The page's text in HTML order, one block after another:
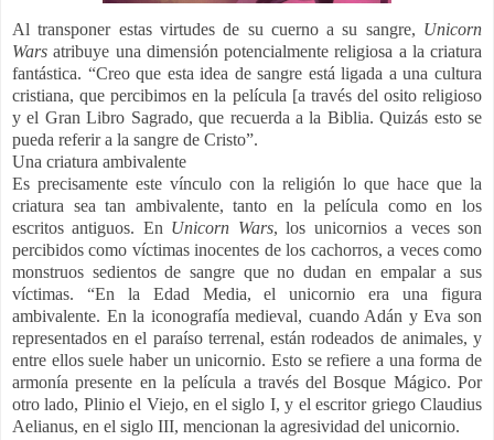
Al transponer estas virtudes de su cuerno a su sangre, Unicorn
Wars atribuye una dimensión potencialmente religiosa a la criatura
fantástica. “Creo que esta idea de sangre está ligada a una cultura
cristiana, que percibimos en la película [a través del osito religioso
y el Gran Libro Sagrado, que recuerda a la Biblia. Quizás esto se
pueda referir a la sangre de Cristo”.
Una criatura ambivalente
Es precisamente este vínculo con la religión lo que hace que la
criatura sea tan ambivalente, tanto en la película como en los
escritos antiguos. En Unicorn Wars, los unicornios a veces son
percibidos como víctimas inocentes de los cachorros, a veces como
monstruos sedientos de sangre que no dudan en empalar a sus
víctimas. “En la Edad Media, el unicornio era una figura
ambivalente. En la iconografía medieval, cuando Adán y Eva son
representados en el paraíso terrenal, están rodeados de animales, y
entre ellos suele haber un unicornio. Esto se refiere a una forma de
armonía presente en la película a través del Bosque Mágico. Por
otro lado, Plinio el Viejo, en el siglo I, y el escritor griego Claudius
Aelianus, en el siglo III, mencionan la agresividad del unicornio.